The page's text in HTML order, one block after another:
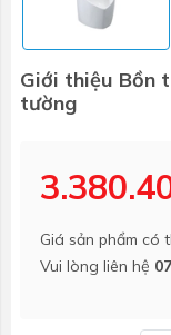
Giới thiệu Bồn
tường
Giá sản phẩm có
Vui lòng liên hệ